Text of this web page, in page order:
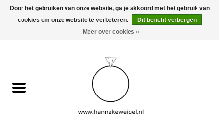
0 Artikelen - €0,00
Door het gebruiken van onze website, ga je akkoord met het gebruik van
cookies om onze website te verbeteren.
Dit bericht verbergen
Meer over cookies »